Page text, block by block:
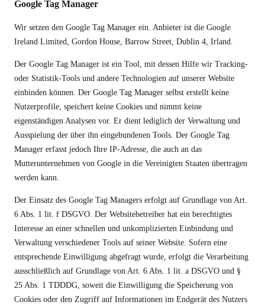
Google Tag Manager
Wir setzen den Google Tag Manager ein. Anbieter ist die Google
Ireland Limited, Gordon House, Barrow Street, Dublin 4, Irland.
Der Google Tag Manager ist ein Tool, mit dessen Hilfe wir Tracking-
oder Statistik-Tools und andere Technologien auf unserer Website
einbinden können. Der Google Tag Manager selbst erstellt keine
Nutzerprofile, speichert keine Cookies und nimmt keine
eigenständigen Analysen vor. Er dient lediglich der Verwaltung und
Ausspielung der über ihn eingebundenen Tools. Der Google Tag
Manager erfasst jedoch Ihre IP-Adresse, die auch an das
Mutterunternehmen von Google in die Vereinigten Staaten übertragen
werden kann.
Der Einsatz des Google Tag Managers erfolgt auf Grundlage von Art.
6 Abs. 1 lit. f DSGVO. Der Websitebetreiber hat ein berechtigtes
Interesse an einer schnellen und unkomplizierten Einbindung und
Verwaltung verschiedener Tools auf seiner Website. Sofern eine
entsprechende Einwilligung abgefragt wurde, erfolgt die Verarbeitung
ausschließlich auf Grundlage von Art. 6 Abs. 1 lit. a DSGVO und §
25 Abs. 1 TDDDG, soweit die Einwilligung die Speicherung von
Cookies oder den Zugriff auf Informationen im Endgerät des Nutzers